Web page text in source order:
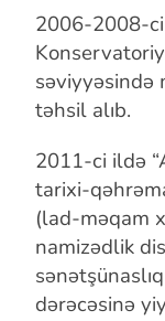
2006-2008-
səviyyəsində
təhsil alıb.
2011-ci ildə
tarixi-
(lad-məqam
namizədlik
dərəcəsinə